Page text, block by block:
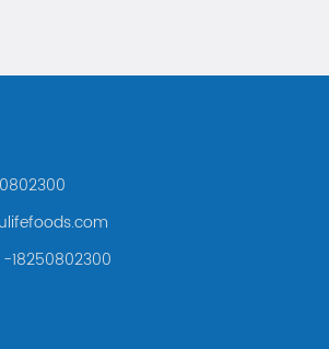
18250802300